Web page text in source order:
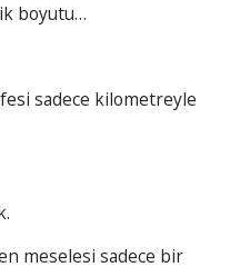
boyutu…
sadece kilometreyle
meselesi sadece bir